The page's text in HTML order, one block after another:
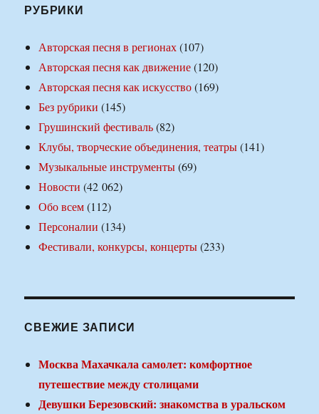
РУБРИКИ
Авторская песня в регионах(107)
Авторская песня как движение(120)
Авторская песня как искусство(169)
Без рубрики (145)
Грушинский фестиваль(82)
Клубы, творческие объединения, театры(141)
Музыкальные инструменты(69)
Новости (42 062)
Обо всем(112)
Персоналии (134)
Фестивали, конкурсы, концерты(233)
СВЕЖИЕ ЗАПИСИ
Москва Махачкала самолет: комфортное
путешествие между столицами
Девушки Березовский: знакомства в уральском